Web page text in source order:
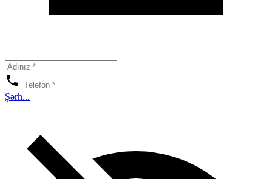
Şərh...